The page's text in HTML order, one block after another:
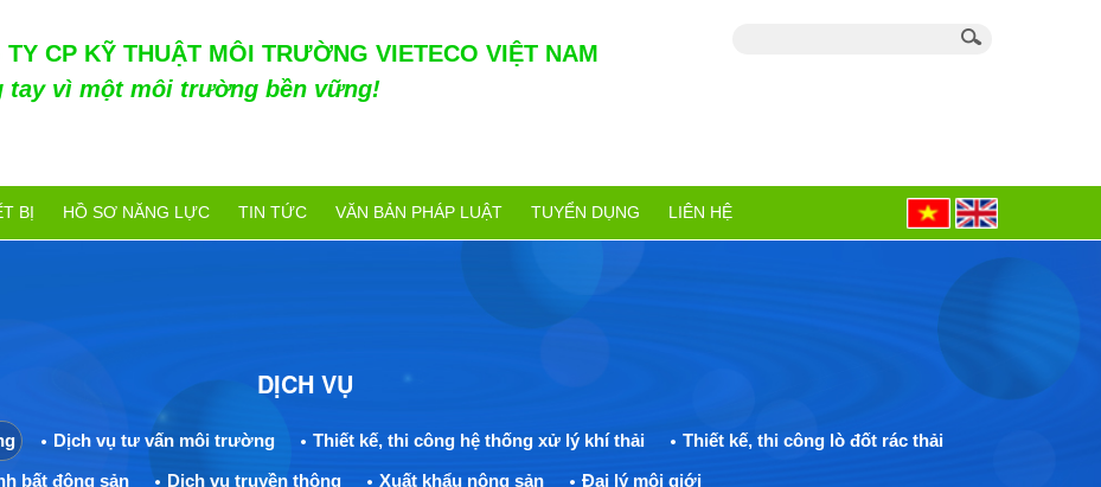
TY CP KỸ THUẬT MÔI TRƯỜNG VIETECO VIỆT NAM
tay vì một môi trường bền vững!
BỊ HỒ SƠ NĂNG LỰC TIN TỨC VĂN BẢN PHÁP LUẬT TUYỂN DỤNG LIÊN HỆ
DỊCH VỤ
Dịch vụ tư vấn môi trường Thiết kế, thi công hệ thống xử lý khí thải
Thiết kế, thi công lò đốt rác thải
bất động sản
Dịch vụ truyền thông Xuất khẩu nông sản Đại lý môi giới